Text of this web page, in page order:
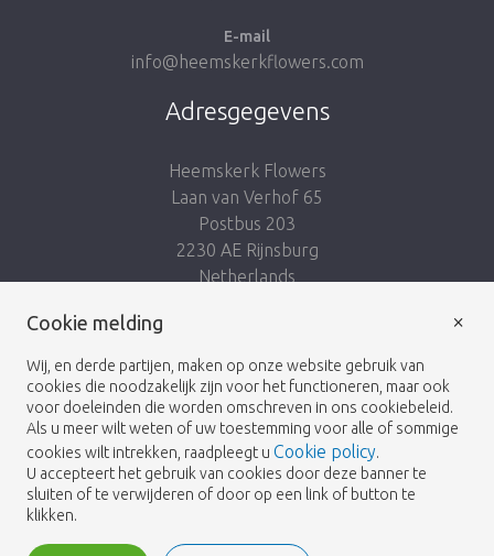
E-mail
info@heemskerkflowers.com
Adresgegevens
Heemskerk Flowers
Laan van Verhof 65
Postbus 203
2230 AE Rijnsburg
Netherlands
© 2026 -Heemskerk Flowers Algemene voorwaarden
Cookie melding
Wij, en derde partijen, maken op onze website gebruik van
cookies die noodzakelijk zijn voor het functioneren, maar ook
voor doeleinden die worden omschreven in ons cookiebeleid.
Als u meer wilt weten of uw toestemming voor alle of sommige
cookies wilt intrekken, raadpleegt u Cookie policy.
U accepteert het gebruik van cookies door deze banner te
sluiten of te verwijderen of door op een link of button te
klikken.
×